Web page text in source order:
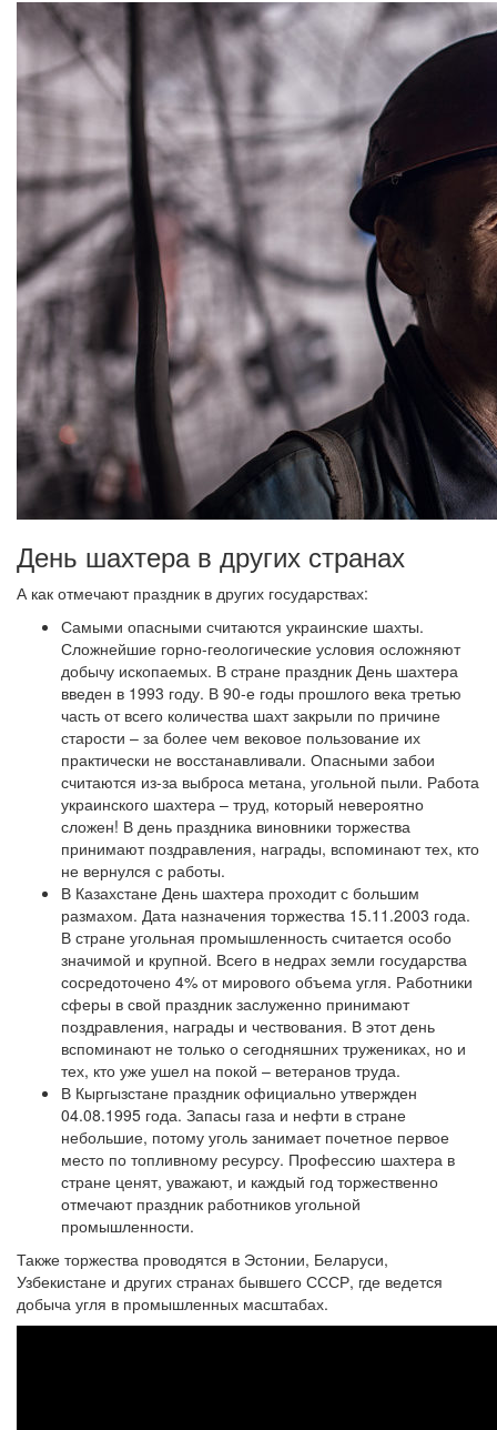
День шахтера в других странах
А как отмечают праздник в других государствах:
Самыми опасными считаются украинские шахты.
Сложнейшие горно-геологические условия осложняют
добычу ископаемых. В стране праздник День шахтера
введен в 1993 году. В 90-е годы прошлого века третью
часть от всего количества шахт закрыли по причине
старости – за более чем вековое пользование их
практически не восстанавливали. Опасными забои
считаются из-за выброса метана, угольной пыли. Работа
украинского шахтера – труд, который невероятно
сложен! В день праздника виновники торжества
принимают поздравления, награды, вспоминают тех, кто
не вернулся с работы.
В Казахстане День шахтера проходит с большим
размахом. Дата назначения торжества 15.11.2003 года.
В стране угольная промышленность считается особо
значимой и крупной. Всего в недрах земли государства
сосредоточено 4% от мирового объема угля. Работники
сферы в свой праздник заслуженно принимают
поздравления, награды и чествования. В этот день
вспоминают не только о сегодняшних тружениках, но и
тех, кто уже ушел на покой – ветеранов труда.
В Кыргызстане праздник официально утвержден
04.08.1995 года. Запасы газа и нефти в стране
небольшие, потому уголь занимает почетное первое
место по топливному ресурсу. Профессию шахтера в
стране ценят, уважают, и каждый год торжественно
отмечают праздник работников угольной
промышленности.
Также торжества проводятся в Эстонии, Беларуси,
Узбекистане и других странах бывшего СССР, где ведется
добыча угля в промышленных масштабах.